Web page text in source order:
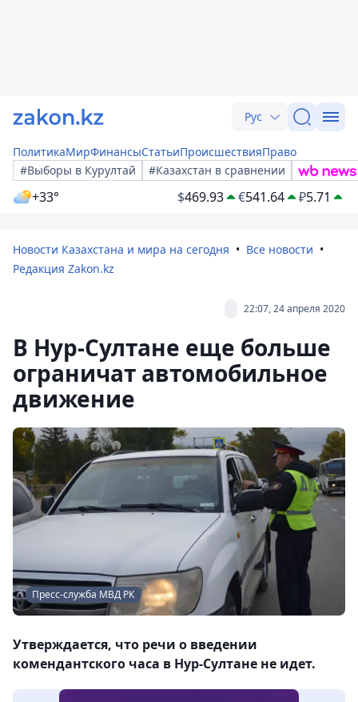
Рус
ПолитикаМирФинансыСтатьиПроисшествияПраво
#Выборы в Курултай
#Казахстан в сравнении
+33° $469.93 €541.64 ₽5.71
Новости Казахстана и мира на сегодня
Все новости
Редакция Zakon.kz
22:07, 24 апреля 2020
В Нур-Султане еще больше
ограничат автомобильное
движение
Пресс-служба МВД РК
Утверждается, что речи о введении
комендантского часа в Нур-Султане не идет.